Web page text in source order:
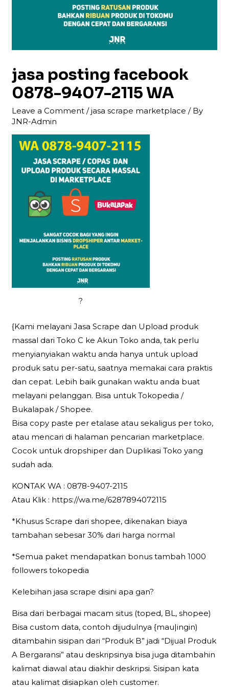
jasa posting facebook
0878-9407-2115 WA
Leave a Comment /jasa scrape marketplace / By
JNR-Admin
?
{Kami melayani Jasa Scrape dan Upload produk
massal dari Toko C ke Akun Toko anda, tak perlu
menyianyiakan waktu anda hanya untuk upload
produk satu per-satu, saatnya memakai cara praktis
dan cepat. Lebih baik gunakan waktu anda buat
melayani pelanggan. Bisa untuk Tokopedia /
Bukalapak / Shopee.
Bisa copy paste per etalase atau sekaligus per toko,
atau mencari di halaman pencarian marketplace.
Cocok untuk dropshiper dan Duplikasi Toko yang
sudah ada.
KONTAK WA : 0878-9407-2115
Atau Klik : https://wa.me/6287894072115
*Khusus Scrape dari shopee, dikenakan biaya
tambahan sebesar 30% dari harga normal
*Semua paket mendapatkan bonus tambah 1000
followers tokopedia
Kelebihan jasa scrape disini apa gan?
Bisa dari berbagai macam situs (toped, BL, shopee)
Bisa custom data, contoh dijudulnya {mau|ingin)
ditambahin sisipan dari “Produk B” jadi “Dijual Produk
A Bergaransi” atau deskripsinya bisa juga ditambahin
kalimat diawal atau diakhir deskripsi. Sisipan kata
atau kalimat disiapkan oleh customer.